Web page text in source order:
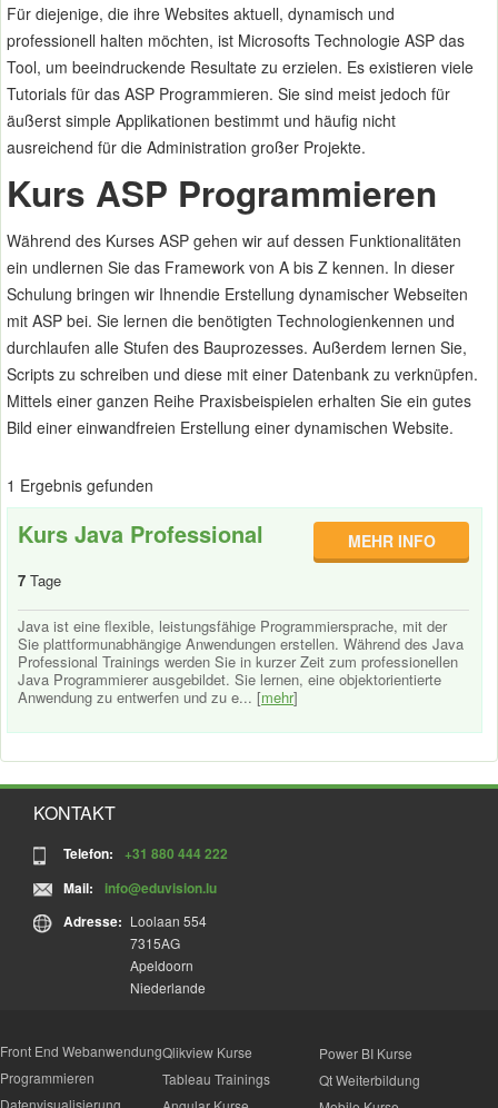
Für diejenige, die ihre Websites aktuell, dynamisch und
professionell halten möchten, ist Microsofts Technologie ASP das
Tool, um beeindruckende Resultate zu erzielen. Es existieren viele
Tutorials für das ASP Programmieren. Sie sind meist jedoch für
äußerst simple Applikationen bestimmt und häufig nicht
ausreichend für die Administration großer Projekte.
Kurs ASP Programmieren
Während des Kurses ASP gehen wir auf dessen Funktionalitäten
ein undlernen Sie das Framework von A bis Z kennen. In dieser
Schulung bringen wir Ihnendie Erstellung dynamischer Webseiten
mit ASP bei. Sie lernen die benötigten Technologienkennen und
durchlaufen alle Stufen des Bauprozesses. Außerdem lernen Sie,
Scripts zu schreiben und diese mit einer Datenbank zu verknüpfen.
Mittels einer ganzen Reihe Praxisbeispielen erhalten Sie ein gutes
Bild einer einwandfreien Erstellung einer dynamischen Website.
1 Ergebnis gefunden
Kurs Java Professional
7 Tage
MEHR INFO
Java ist eine flexible, leistungsfähige Programmiersprache, mit der
Sie plattformunabhängige Anwendungen erstellen. Während des Java
Professional Trainings werden Sie in kurzer Zeit zum professionellen
Java Programmierer ausgebildet. Sie lernen, eine objektorientierte
Anwendung zu entwerfen und zu e... [mehr]
KONTAKT
Telefon:
+31 880 444 222
Mail:
info@eduvision.lu
Adresse: Loolaan 554
7315AG
Apeldoorn
Niederlande
Front End Webanwendung
Programmieren
Datenvisualisierung
Qlikview Kurse
Tableau Trainings
Power BI Kurse
Qt Weiterbildung